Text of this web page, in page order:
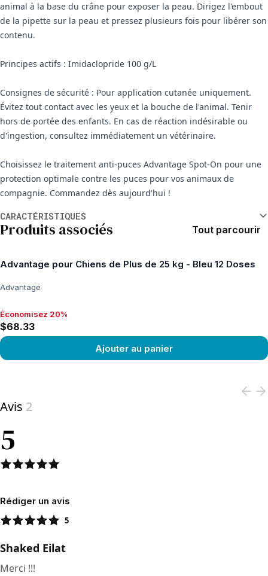
animal à la base du crâne pour exposer la peau. Dirigez l'embout
de la pipette sur la peau et pressez plusieurs fois pour libérer son
contenu.
Principes actifs : Imidaclopride 100 g/L
Consignes de sécurité : Pour application cutanée uniquement.
Évitez tout contact avec les yeux et la bouche de l'animal. Tenir
hors de portée des enfants. En cas de réaction indésirable ou
d'ingestion, consultez immédiatement un vétérinaire.
Choisissez le traitement anti-puces Advantage Spot-On pour une
protection optimale contre les puces pour vos animaux de
compagnie. Commandez dès aujourd'hui !
CARACTÉRISTIQUES
Produits associés Tout parcourir
Advantage pour Chiens de Plus de 25 kg - Bleu 12 Doses
Advantage
Économisez 20%, $68.33
Économisez 20%
$68.33
Ajouter au panier
Avis 2
5
Rédiger un avis
5
Shaked Eilat
Merci !!!